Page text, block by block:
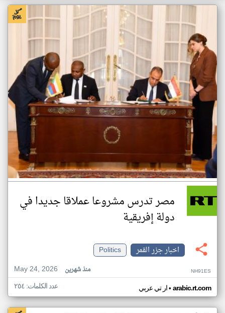
مصر تدرس مشروعا عملاقا جديدا في
دولة إفريقية
اخبار جزر القمر
Politics
May 24, 2026
منذ شهرين NH91ES
ار تي عربي• arabic.rt.com عدد الكلمات: ٢٥٤